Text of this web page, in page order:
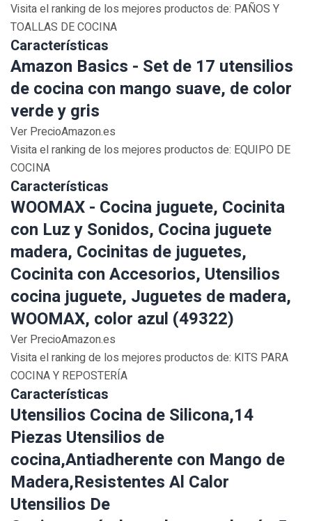
Visita el ranking de los mejores productos de: PAÑOS Y
TOALLAS DE COCINA
Características
Amazon Basics - Set de 17 utensilios
de cocina con mango suave, de color
verde y gris
Ver PrecioAmazon.es
Visita el ranking de los mejores productos de: EQUIPO DE
COCINA
Características
WOOMAX - Cocina juguete, Cocinita
con Luz y Sonidos, Cocina juguete
madera, Cocinitas de juguetes,
Cocinita con Accesorios, Utensilios
cocina juguete, Juguetes de madera,
WOOMAX, color azul (49322)
Ver PrecioAmazon.es
Visita el ranking de los mejores productos de: KITS PARA
COCINA Y REPOSTERÍA
Características
Utensilios Cocina de Silicona,14
Piezas Utensilios de
cocina,Antiadherente con Mango de
Madera,Resistentes Al Calor
Utensilios De